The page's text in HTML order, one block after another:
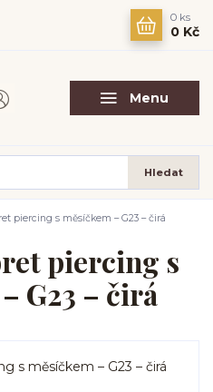
Menu
Hledat
0 ks
0 Kč
piercing s měsíčkem – G23 – čirá
piercing s
G23 – čirá